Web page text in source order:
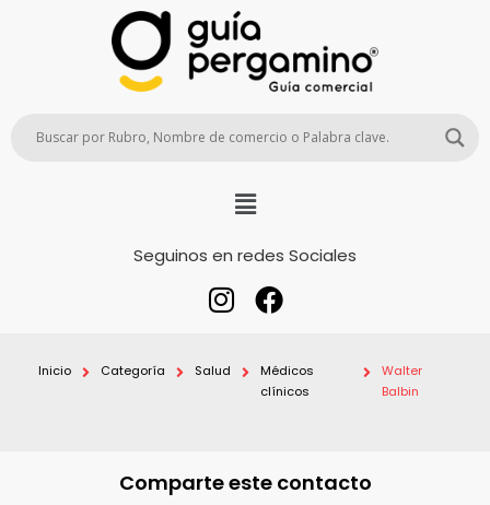
Seguinos en redes Sociales
Inicio Categoría Salud
Médicos
clínicos
Walter
Balbin
Comparte este contacto